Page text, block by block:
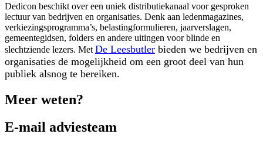
Dedicon beschikt over een uniek distributiekanaal voor gesproken
lectuur van bedrijven en organisaties. Denk aan ledenmagazines,
verkiezingsprogramma’s, belastingformulieren, jaarverslagen,
gemeentegidsen, folders en andere uitingen voor blinde en
slechtziende lezers. Met De Leesbutler bieden we bedrijven en
organisaties de mogelijkheid om een groot deel van hun
publiek alsnog te bereiken.
Meer weten?
E-mail adviesteam